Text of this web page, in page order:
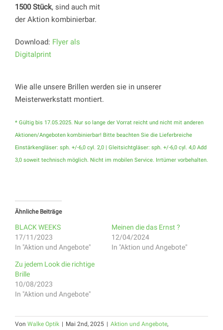
1500 Stück, sind auch mit
der Aktion kombinierbar.
Download: Flyer als
Digitalprint
Wie alle unsere Brillen werden sie in unserer
Meisterwerkstatt montiert.
* Gültig bis 17.05.2025. Nur so lange der Vorrat reicht und nicht mit anderen
Aktionen/Angeboten kombinierbar! Bitte beachten Sie die Lieferbreiche
Einstärkengläser: sph. +/-6,0 cyl. 2,0 | Gleitsichtgläser: sph. +/-6,0 cyl. 4,0 Add
3,0 soweit technisch möglich. Nicht im mobilen Service. Irrtümer vorbehalten.
Ähnliche Beiträge
BLACK WEEKS
17/11/2023
In "Aktion und Angebote"
Meinen die das Ernst ?
12/04/2024
In "Aktion und Angebote"
Zu jedem Look die richtige
Brille
10/08/2023
In "Aktion und Angebote"
Von Walke Optik | Mai 2nd, 2025 | Aktion und Angebote,